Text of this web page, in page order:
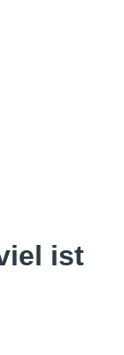
ist